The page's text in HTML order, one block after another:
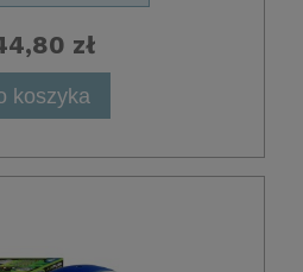
zł
koszyka